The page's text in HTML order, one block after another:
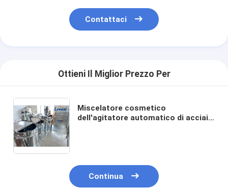
Contattaci
Ottieni Il Miglior Prezzo Per
Miscelatore cosmetico
dell'agitatore automatico di acciaio
Continua